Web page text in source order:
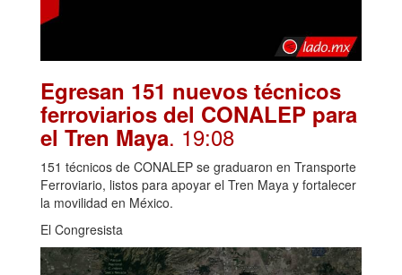
Egresan 151 nuevos técnicos
ferroviarios del CONALEP para
el Tren Maya. 19:08
151 técnicos de CONALEP se graduaron en Transporte
Ferroviario, listos para apoyar el Tren Maya y fortalecer
la movilidad en México.
El Congresista